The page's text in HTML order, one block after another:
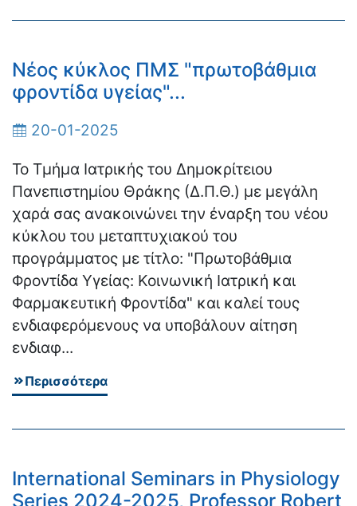
Νέος κύκλος ΠΜΣ "πρωτοβάθμια
φροντίδα υγείας"...
20-01-2025
Το Τμήμα Ιατρικής του Δημοκρίτειου
Πανεπιστημίου Θράκης (Δ.Π.Θ.) με μεγάλη
χαρά σας ανακοινώνει την έναρξη του νέου
κύκλου του μεταπτυχιακού του
προγράμματος με τίτλο: "Πρωτοβάθμια
Φροντίδα Υγείας: Κοινωνική Ιατρική και
Φαρμακευτική Φροντίδα" και καλεί τους
ενδιαφερόμενους να υποβάλουν αίτηση
ενδιαφ...
Περισσότερα
International Seminars in Physiology
Series 2024-2025, Professor Robert